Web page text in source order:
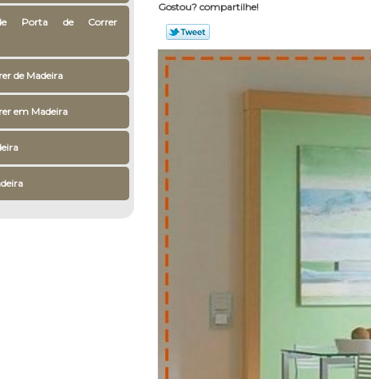
Porta de Correr
de Madeira
em Madeira
Gostou? compartilhe!